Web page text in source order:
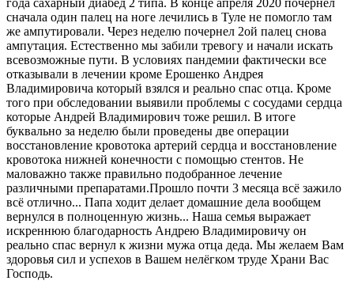
года сахарный диабед 2 типа. В конце апреля 2020 почернел
сначала один палец на ноге лечились в Туле не помогло там
же ампутировали. Через неделю почернел 2ой палец снова
ампутация. Естественно мы забили тревогу и начали искать
всевозможные пути. В условиях пандемии фактически все
отказывали в лечении кроме Ерошенко Андрея
Владимировича который взялся и реально спас отца. Кроме
того при обследовании выявили проблемы с сосудами сердца
которые Андрей Владимирович тоже решил. В итоге
буквально за неделю были проведены две операции
восстановление кровотока артерий сердца и восстановление
кровотока нижней конечности с помощью стентов. Не
маловажно также правильно подобранное лечение
различными препаратами.Прошло почти 3 месяца всё зажило
всё отлично... Папа ходит делает домашние дела вообщем
вернулся в полноценную жизнь... Наша семья выражает
искреннюю благодарность Андрею Владимировичу он
реально спас вернул к жизни мужа отца деда. Мы желаем Вам
здоровья сил и успехов в Вашем нелёгком труде Храни Вас
Господь.